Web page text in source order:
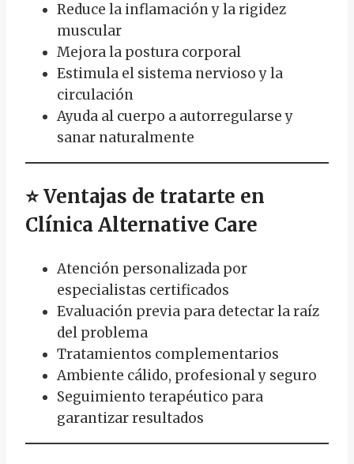
Reduce la inflamación y la rigidez
muscular
Mejora la postura corporal
Estimula el sistema nervioso y la
circulación
Ayuda al cuerpo a autorregularse y
sanar naturalmente
⭐Ventajas de tratarte en
Clínica Alternative Care
Atención personalizada por
especialistas certificados
Evaluación previa para detectar la raíz
del problema
Tratamientos complementarios
Ambiente cálido, profesional y seguro
Seguimiento terapéutico para
garantizar resultados